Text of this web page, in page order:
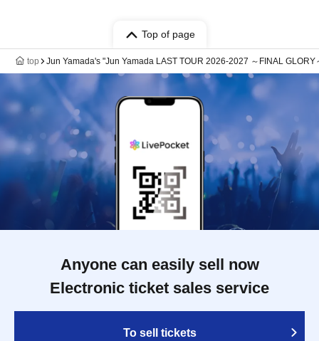
Top of page
top Jun Yamada's "Jun Yamada LAST TOUR 2026-2027 ～FINAL
Anyone can easily sell now
Electronic ticket sales service
To sell tickets